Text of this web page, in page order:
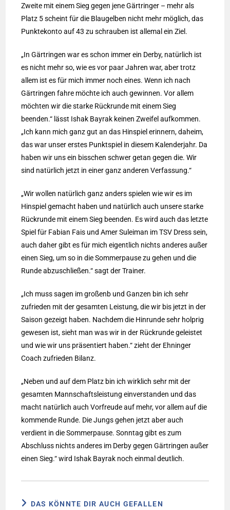
Zweite mit einem Sieg gegen jene Gärtringer – mehr als
Platz 5 scheint für die Blaugelben nicht mehr möglich, das
Punktekonto auf 43 zu schrauben ist allemal ein Ziel.
„In Gärtringen war es schon immer ein Derby, natürlich ist
es nicht mehr so, wie es vor paar Jahren war, aber trotz
allem ist es für mich immer noch eines. Wenn ich nach
Gärtringen fahre möchte ich auch gewinnen. Vor allem
möchten wir die starke Rückrunde mit einem Sieg
beenden.“ lässt Ishak Bayrak keinen Zweifel aufkommen.
„Ich kann mich ganz gut an das Hinspiel erinnern, daheim,
das war unser erstes Punktspiel in diesem Kalenderjahr. Da
haben wir uns ein bisschen schwer getan gegen die. Wir
sind natürlich jetzt in einer ganz anderen Verfassung.“
„Wir wollen natürlich ganz anders spielen wie wir es im
Hinspiel gemacht haben und natürlich auch unsere starke
Rückrunde mit einem Sieg beenden. Es wird auch das letzte
Spiel für Fabian Fais und Amer Suleiman im TSV Dress sein,
auch daher gibt es für mich eigentlich nichts anderes außer
einen Sieg, um so in die Sommerpause zu gehen und die
Runde abzuschließen.“ sagt der Trainer.
„Ich muss sagen im großenb und Ganzen bin ich sehr
zufrieden mit der gesamten Leistung, die wir bis jetzt in der
Saison gezeigt haben. Nachdem die Hinrunde sehr holprig
gewesen ist, sieht man was wir in der Rückrunde geleistet
und wie wir uns präsentiert haben.“ zieht der Ehninger
Coach zufrieden Bilanz.
„Neben und auf dem Platz bin ich wirklich sehr mit der
gesamten Mannschaftsleistung einverstanden und das
macht natürlich auch Vorfreude auf mehr, vor allem auf die
kommende Runde. Die Jungs gehen jetzt aber auch
verdient in die Sommerpause. Sonntag gibt es zum
Abschluss nichts anderes im Derby gegen Gärtringen außer
einen Sieg.“ wird Ishak Bayrak noch einmal deutlich.
DAS KÖNNTE DIR AUCH GEFALLEN